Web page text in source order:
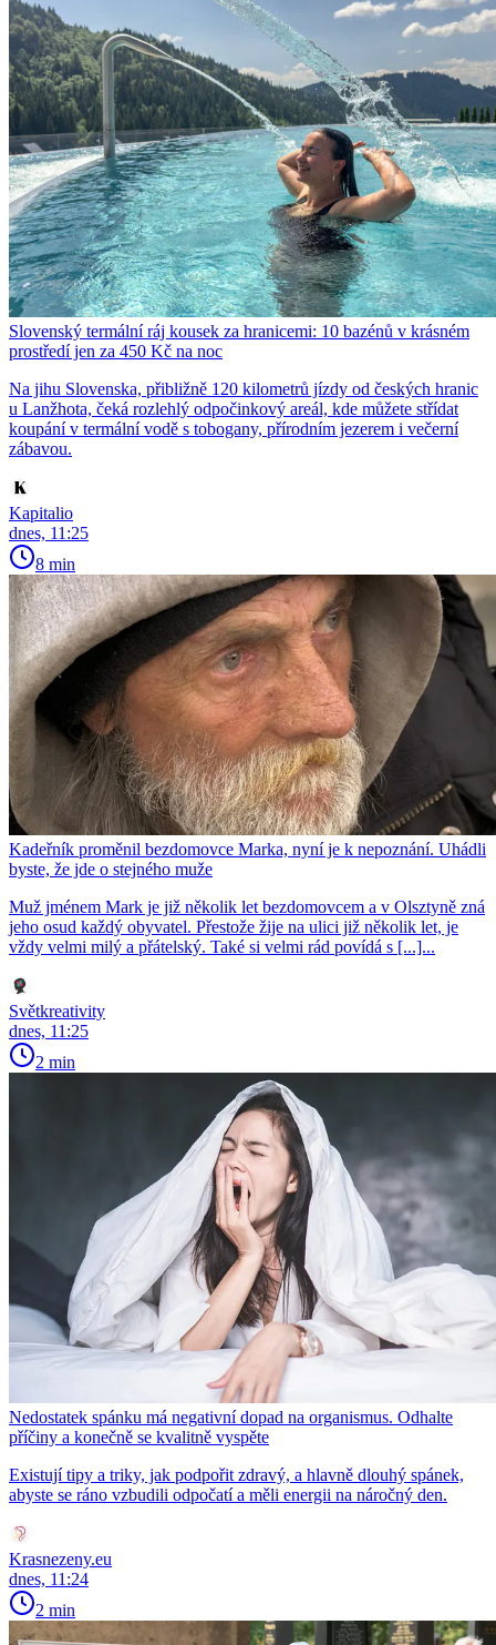
Slovenský termální ráj kousek za hranicemi: 10 bazénů v krásném
prostředí jen za 450 Kč na noc
Na jihu Slovenska, přibližně 120 kilometrů jízdy od českých hranic
u Lanžhota, čeká rozlehlý odpočinkový areál, kde můžete střídat
koupání v termální vodě s tobogany, přírodním jezerem i večerní
zábavou.
Kapitalio
dnes, 11:25
8 min
Kadeřník proměnil bezdomovce Marka, nyní je k nepoznání. Uhádli
byste, že jde o stejného muže
Muž jménem Mark je již několik let bezdomovcem a v Olsztyně zná
jeho osud každý obyvatel. Přestože žije na ulici již několik let, je
vždy velmi milý a přátelský. Také si velmi rád povídá s [...]...
Světkreativity
dnes, 11:25
2 min
Nedostatek spánku má negativní dopad na organismus. Odhalte
příčiny a konečně se kvalitně vyspěte
Existují tipy a triky, jak podpořit zdravý, a hlavně dlouhý spánek,
abyste se ráno vzbudili odpočatí a měli energii na náročný den.
Krasnezeny.eu
dnes, 11:24
2 min